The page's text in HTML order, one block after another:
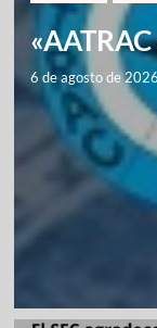
6 de agosto de 2026